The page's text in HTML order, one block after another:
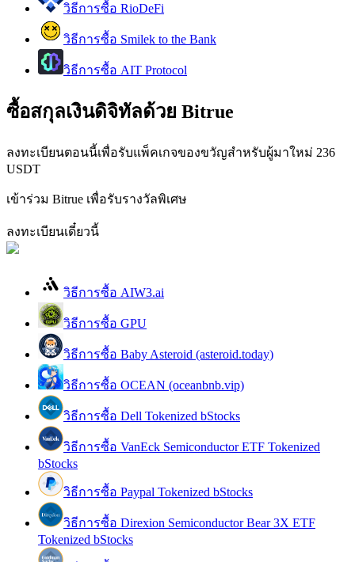
แนะนำ
คู่มือเริ่มต้นฟิวเจอร์ส
กลยุทธ์การซื้อขาย
วิธีการซื้อ RioDeFi
วิธีการซื้อ Smilek to the Bank
วิธีการซื้อ AIT Protocol
ซื้อสกุลเงินดิจิทัลด้วย Bitrue
ลงทะเบียนตอนนี้เพื่อรับแพ็คเกจของขวัญสำหรับผู้มาใหม่ 236
USDT
เข้าร่วม Bitrue เพื่อรับรางวัลพิเศษ
ลงทะเบียนเดี๋ยวนี้
วิธีการซื้อ AIW3.ai
วิธีการซื้อ GPU
วิธีการซื้อ Baby Asteroid (asteroid.today)
วิธีการซื้อ OCEAN (oceanbnb.vip)
วิธีการซื้อ Dell Tokenized bStocks
วิธีการซื้อ VanEck Semiconductor ETF Tokenized
bStocks
วิธีการซื้อ Paypal Tokenized bStocks
วิธีการซื้อ Direxion Semiconductor Bear 3X ETF
Tokenized bStocks